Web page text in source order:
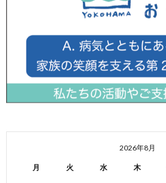
2026年8月
月 火 水 木